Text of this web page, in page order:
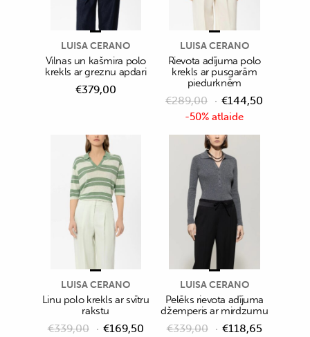
LUISA CERANO
Vilnas un kašmira polo
krekls ar greznu apdari
€379,00
-50% atlaide
LUISA CERANO
Rievota adījuma polo
krekls ar pusgarām
piedurknēm
€289,00 €144,50
LUISA CERANO
Linu polo krekls ar svītru
rakstu
€339,00 €169,50
LUISA CERANO
Pelēks rievota adījuma
džemperis ar mirdzumu
€339,00 €118,65